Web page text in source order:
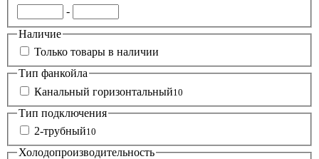
-
Наличие
Только товары в наличии
Тип фанкойла
Канальный горизонтальный10
Тип подключения
2-трубный10
Холодопроизводительность